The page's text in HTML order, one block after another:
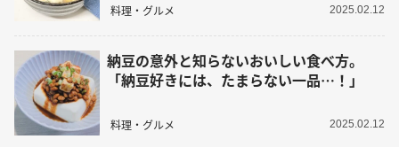
料理・グルメ 2025.02.12
納豆の意外と知らないおいしい食べ方。
「納豆好きには、たまらない一品…！」
料理・グルメ 2025.02.12